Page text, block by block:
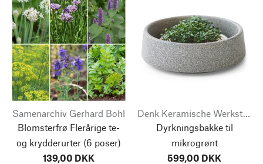
Samenarchiv Gerhard Bohl
Blomsterfrø Flerårige te-
og krydderurter (6 poser)
139,00 DKK
Dyrkningsbakke til
mikrogrønt
599,00 DKK